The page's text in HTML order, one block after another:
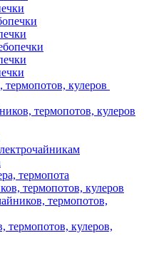
термопотов, кулеров
термопотов, кулеров
термопота
термопотов, кулеров
термопотов,
термопотов, кулеров,